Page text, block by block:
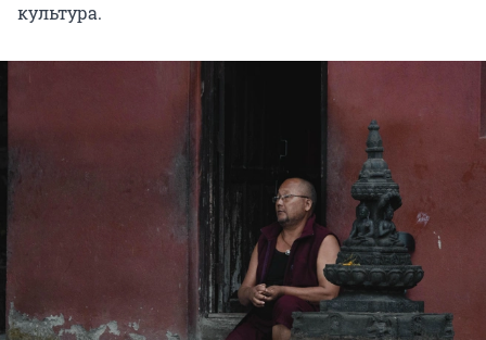
культура.